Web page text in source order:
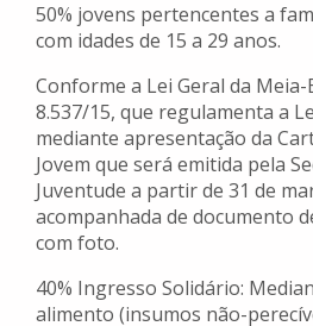
50% jovens pertencentes a
com idades de 15 a 29 anos.
Conforme a Lei Geral da
8.537/15, que regulamenta a
mediante apresentação da
Jovem que será emitida pela
Juventude a partir de 31 de
acompanhada de documento
com foto.
40% Ingresso Solidário:
alimento (insumos não-